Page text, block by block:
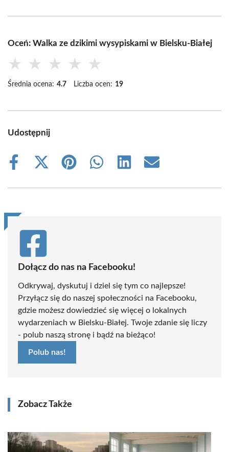
Oceń: Walka ze dzikimi wysypiskami w Bielsku-Białej
★ ★ ★ ★ ★
Średnia ocena: 4.7 Liczba ocen: 19
Udostępnij
Share
Share
(Twitter)
Share
Share
Share
Share
Dołącz do nas na Facebooku!
Odkrywaj, dyskutuj i dziel się tym co najlepsze!
Przyłącz się do naszej społeczności na Facebooku,
gdzie możesz dowiedzieć się więcej o lokalnych
wydarzeniach w Bielsku-Białej. Twoje zdanie się liczy
- polub naszą stronę i bądź na bieżąco!
Polub nas!
Zobacz Także